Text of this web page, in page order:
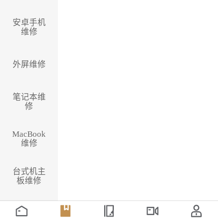
安卓手机
维修
外屏维修
笔记本维
修
MacBook
维修
台式机主
板维修
国产CPU